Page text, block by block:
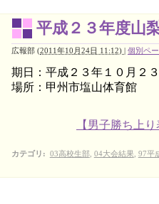
平成２３年度山
広報部 (2011年10月24日 11:12) | 個別ペ
期日：平成２３年１０月２
場所：甲州市塩山体育館
【男子勝ち上
カテゴリ : 03高校生部, 04大会結果 97平